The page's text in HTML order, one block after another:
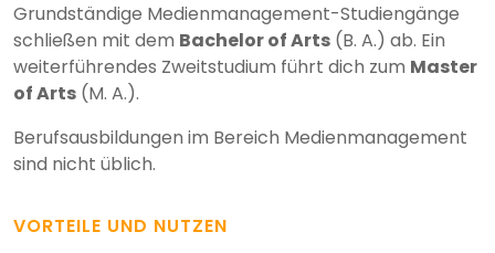
Grundständige Medienmanagement-Studiengänge
schließen mit dem Bachelor of Arts (B. A.) ab. Ein
weiterführendes Zweitstudium führt dich zum Master
of Arts (M. A.).
Berufsausbildungen im Bereich Medienmanagement
sind nicht üblich.
VORTEILE UND NUTZEN